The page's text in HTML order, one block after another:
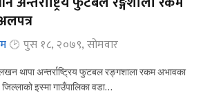
पुस १८, २०७९, सोमवार
लखन थापा अन्तर्राष्ट्रिय फुटबल रङ्गशाला रकम अभावका
इस्मा गाउँपालिका वडा…